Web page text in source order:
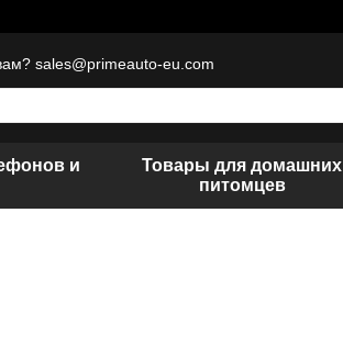
sales@primeauto-eu.com
и
Товары для домашних
питомцев